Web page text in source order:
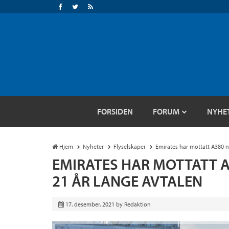
FORSIDEN FORUM
Hjem Nyheter Flyselskaper Emirates har mottatt A380
EMIRATES HAR MOTTATT
21 ÅR LANGE AVTALEN
17. desember, 2021 by Redaktion